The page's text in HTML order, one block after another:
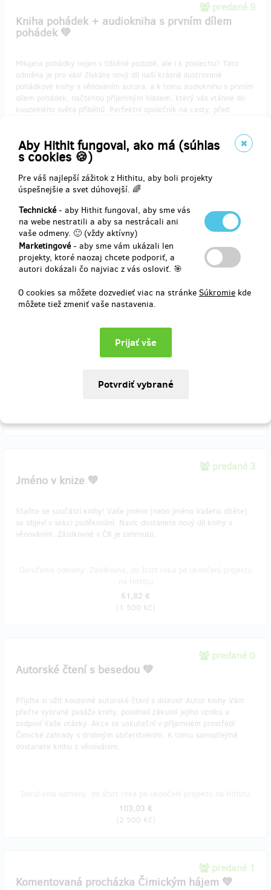
Aby Hithit fungoval, ako má (súhlas
s cookies 🍪)
Pre váš najlepší zážitok z Hithitu, aby boli projekty
úspešnejšie a svet dúhovejší. 🌈
Technické- aby Hithit fungoval, aby sme vás
na webe nestratili a aby sa nestrácali ani
vaše odmeny. 🙂 (vždy aktívny)
Marketingové- aby sme vám ukázali len
projekty, ktoré naozaj chcete podporiť, a
autori dokázali čo najviac z vás osloviť. 🎯
O cookies sa môžete dozvedieť viac na stránke Súkromie kde
môžete tiež zmeniť vaše nastavenia.
predané 9
Kniha pohádek + audiokniha s prvním dílem
pohádek 💚
Milujete pohádky nejen v tištěné podobě, ale i k poslechu? Tato
odměna je pro vás! Získáte nový díl naší krásně ilustrované
pohádkové knihy s věnováním autora, a k tomu audioknihu s prvním
dílem pohádek, načtenou příjemným hlasem, který vás vtáhne do
kouzelného světa příběhů. Perfektní společník na cesty, před
Doručenia odmeny: Zásilkovna, do štvrť roka po ukončení projektu
26,79 €
(650 Kč
Pohádkový balíček 💚
Získejte nejen novou pohádkovou knihu s věnováním, ale
také audioknihu s prvním dílem pohádek, načtenou příjemným
hlasem, který vás vtáhne do kouzelného světa příběhů. K tomu
milují pohádky a přírodu! Zásilkovné v ČR je zahrnuto.
Doručenia odmeny: Zásilkovna, do štvrť roka po ukončení projektu
na Hithitu
predané 3
Jméno v knize 💚
Staňte se součástí knihy! Vaše jméno (nebo jméno Vašeho dítěte)
se objeví v sekci poděkování. Navíc dostanete nový díl knihy s
věnováním. Zásilkovné v ČR je zahrnuto.
61,82 €
(1 500 Kč)
predané 0
Autorské čtení s besedou 💚
Přijďte si užít kouzelné autorské čtení s diskusí! Autor knihy Vám
přečte vybrané pasáže knihy, poodhalí zákulisí jejího vzniku a
zodpoví Vaše otázky. Akce se uskuteční v příjemném prostředí
Čimické zahrady s drobným občerstvením. K tomu samozřejmě
dostanete knihu s věnováním.
103,03 €
(2 500 Kč)
predané 1
Komentovaná procházka Čimickým hájem 💚